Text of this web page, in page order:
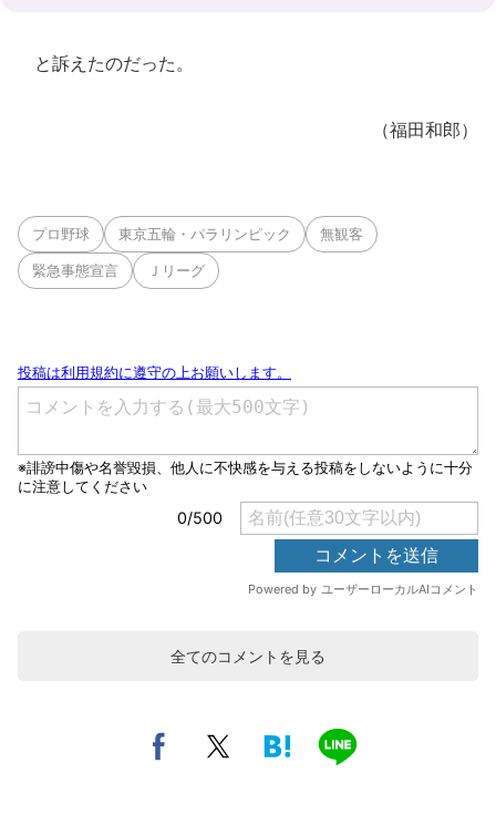
と訴えたのだった。
（福田和郎）
プロ野球 東京五輪・パラリンピック 無観客
緊急事態宣言 Ｊリーグ
全てのコメントを見る